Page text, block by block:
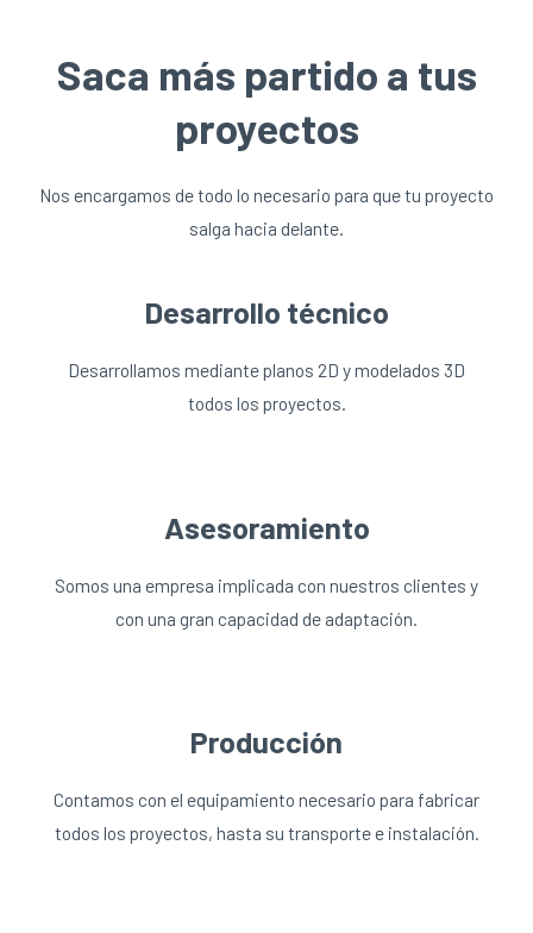
Saca más partido a tus
proyectos
Nos encargamos de todo lo necesario para que tu proyecto
salga hacia delante.
Desarrollo técnico
Desarrollamos mediante planos 2D y modelados 3D
todos los proyectos.
Asesoramiento
Somos una empresa implicada con nuestros clientes y
con una gran capacidad de adaptación.
Producción
Contamos con el equipamiento necesario para fabricar
todos los proyectos, hasta su transporte e instalación.